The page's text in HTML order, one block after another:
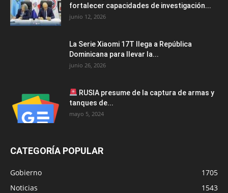
fortalecer capacidades de investigación...
junio 12, 2026
La Serie Xiaomi 17T llega a República
Dominicana para llevar la...
junio 26, 2026
RUSIA presume de la captura de armas y
tanques de...
mayo 5, 2024
CATEGORÍA POPULAR
Gobierno
1705
Noticias
1543